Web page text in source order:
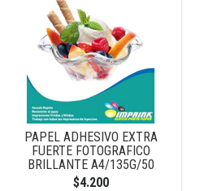
PAPEL ADHESIVO EXTRA
FUERTE FOTOGRAFICO
BRILLANTE A4/135G/50
HOJAS
$4.200